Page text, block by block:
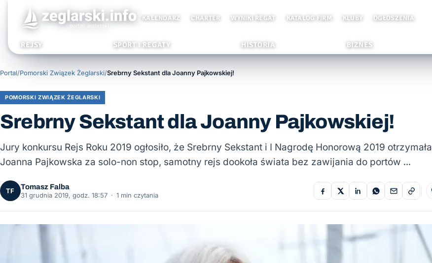
KALENDARZ CHARTER WYNIKI REGAT KATALOG FIRM KLUBY OGŁOSZENIA
REJSY SPORT I REGATY HISTORIA BIZNES
Portal/Pomorski Związek Żeglarski/Srebrny Sekstant dla Joanny Pajkowskiej!
POMORSKI ZWIĄZEK ŻEGLARSKI
Srebrny Sekstant dla Joanny Pajkowskiej!
Jury konkursu Rejs Roku 2019 ogłosiło, że Srebrny Sekstant i I Nagrodę Honorową 2019 otrzymała
Joanna Pajkowska za solo-non stop, samotny rejs dookoła świata bez zawijania do portów …
TF
Tomasz Falba
31 grudnia 2019, godz. 18:57 · 1 min czytania